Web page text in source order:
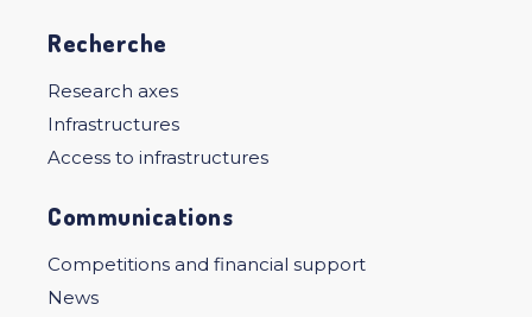
Recherche
Research axes
Infrastructures
Access to infrastructures
Communications
Competitions and financial support
News